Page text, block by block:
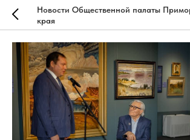
Новости Общественной палаты
края